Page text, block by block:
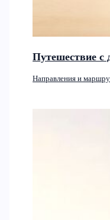
Путешествие с
Направления и